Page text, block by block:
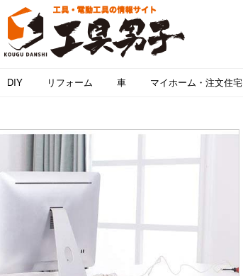
DIY リフォーム 車 マイホーム・注文住宅